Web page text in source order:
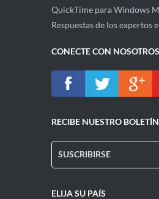
QuickTime para Windows
Respuestas de los expertos
CONECTE CON NOSOTROS
RECIBE NUESTRO BOLETÍN
SUSCRIBIRSE
ELIJA SU PAÍS